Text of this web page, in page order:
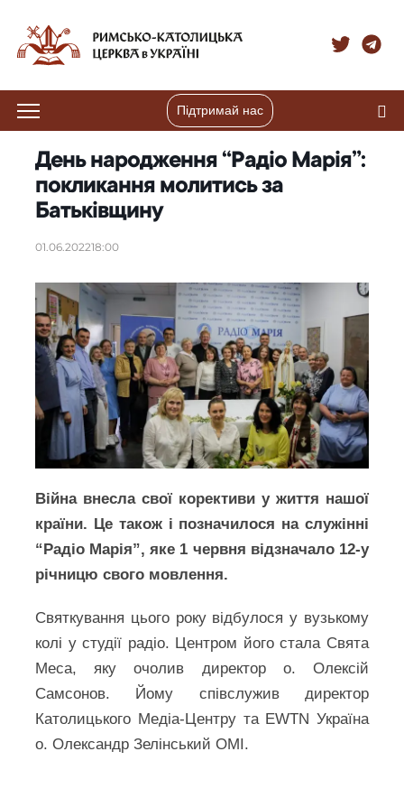
Підтримай нас
День народження “Радіо Марія”:
покликання молитись за
Батьківщину
01.06.202218:00
Війна внесла свої корективи у життя нашої
країни. Це також і позначилося на служінні
“Радіо Марія”, яке 1 червня відзначало 12-у
річницю свого мовлення.
Святкування цього року відбулося у вузькому
колі у студії радіо. Центром його стала Свята
Меса, яку очолив директор о. Олексій
Самсонов. Йому співслужив директор
Католицького Медіа-Центру та EWTN Україна
о. Олександр Зелінський ОМІ.